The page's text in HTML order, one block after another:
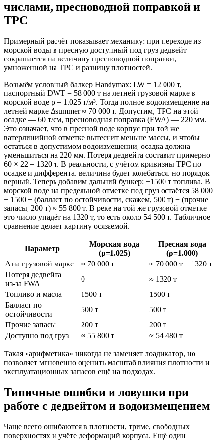
числами, пресноводной поправкой и
TPC
Примерный расчёт показывает механику: при переходе из
морской воды в пресную доступный под груз дедвейт
сокращается на величину пресноводной поправки,
умноженной на TPC и разницу плотностей.
Возьмём условный балкер Handymax: LW = 12 000 т,
паспортный DWT = 58 000 т на летней грузовой марке в
морской воде ρ = 1.025 т/м³. Тогда полное водоизмещение на
летней марке Δsummer ≈ 70 000 т. Допустим, TPC на этой
осадке — 60 т/см, пресноводная поправка (FWA) — 220 мм.
Это означает, что в пресной воде корпус при той же
ватерлинийной отметке вытеснит меньше массы, и чтобы
остаться в допустимом водоизмещении, осадка должна
уменьшиться на 220 мм. Потеря дедвейта составит примерно
60 × 22 = 1320 т. В реальности, с учётом кривизны TPC по
осадке и дифферента, величина будет колебаться, но порядок
верный. Теперь добавим дальний бункер: +1500 т топлива. В
морской воде на предельной отметке под груз остаётся 58 000
− 1500 − (балласт по остойчивости, скажем, 500 т) − (прочие
запасы, 200 т) ≈ 55 800 т. В реке на той же грузовой отметке
это число упадёт на 1320 т, то есть около 54 500 т. Табличное
сравнение делает картину осязаемой.
Параметр
Морская вода
(ρ=1.025)
Пресная вода
(ρ=1.000)
Δ на грузовой марке
≈ 70 000 т
≈ 70 000 т − 1320 т
Потеря дедвейта
из‑за FWA
0
≈ 1320 т
Топливо и масла
1500 т
1500 т
Балласт по
остойчивости
500 т
500 т
Прочие запасы
200 т
200 т
Доступно под груз
≈ 55 800 т ≈ 54 480 т
Такая «арифметика» никогда не заменяет лоадикатор, но
позволяет мгновенно оценить масштаб влияния плотности и
эксплуатационных запасов ещё на подходах.
Типичные ошибки и ловушки при
работе с дедвейтом и водоизмещением
Чаще всего ошибаются в плотности, триме, свободных
поверхностях и учёте деформаций корпуса. Ещё один